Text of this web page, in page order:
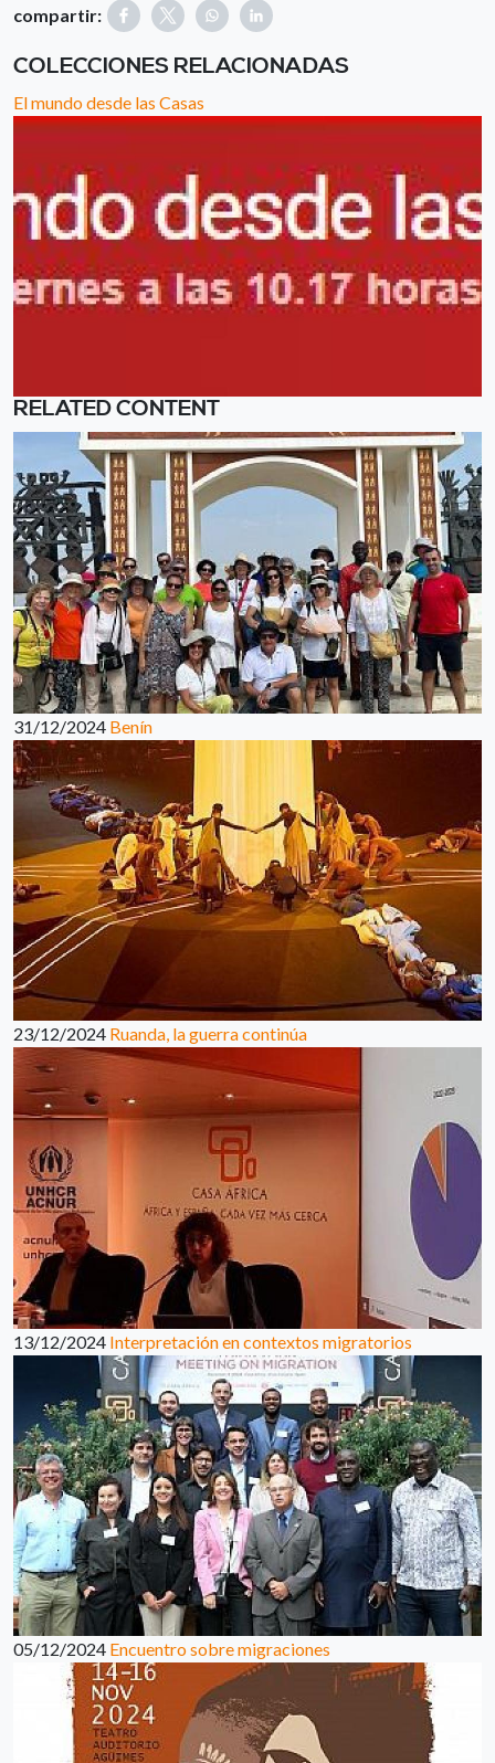
compartir:
COLECCIONES RELACIONADAS
El mundo desde las Casas
RELATED CONTENT
31/12/2024 Benín
23/12/2024 Ruanda, la guerra continúa
13/12/2024 Interpretación en contextos migratorios
05/12/2024 Encuentro sobre migraciones